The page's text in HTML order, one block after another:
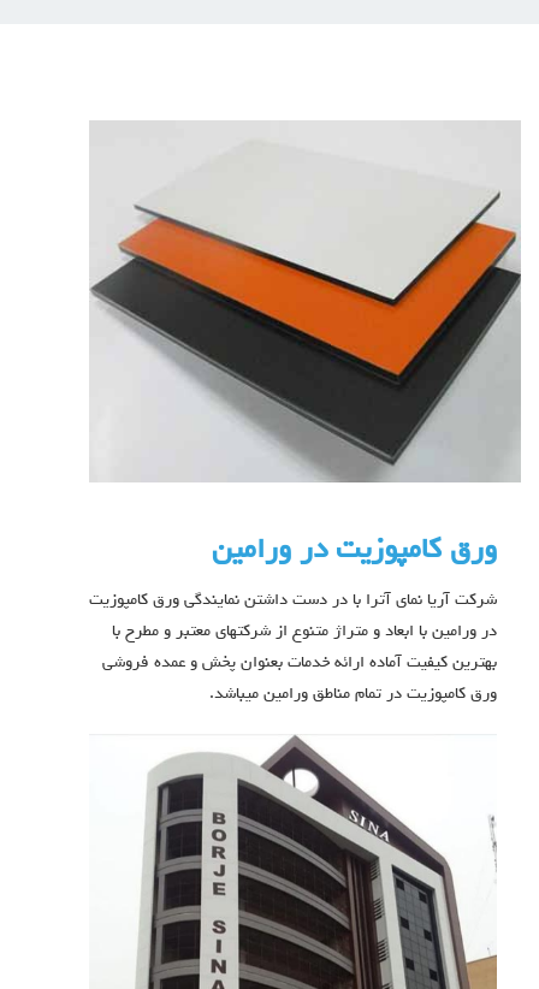
ورق کامپوزیت در ورامین
شرکت آریا نمای آترا با در دست داشتن نمایندگی ورق کامپوزیت
در ورامین با ابعاد و متراژ متنوع از شرکتهای معتبر و مطرح با
بهترین کیفیت آماده ارائه خدمات بعنوان پخش و عمده فروشی
ورق کامپوزیت در تمام مناطق ورامین میباشد.